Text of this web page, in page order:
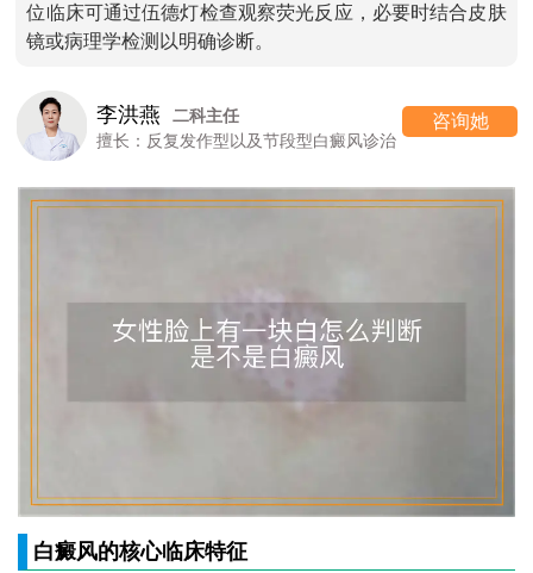
位临床可通过伍德灯检查观察荧光反应，必要时结合皮肤
镜或病理学检测以明确诊断。
科主任
作型以及节段型白癜风诊治
高 霞
擅长：女
白癜风的核心临床特征